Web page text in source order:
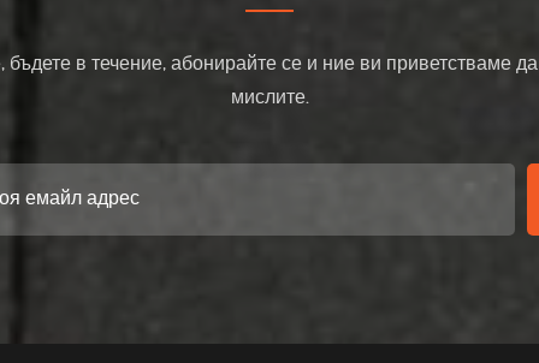
бъдете в течение, абонирайте се и ние ви приветстваме
мислите.